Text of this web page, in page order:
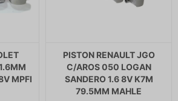
MPFI
PISTON RENAULT JGO
C/AROS 050 LOGAN
SANDERO 1.6 8V K7M
79.5MM MAHLE